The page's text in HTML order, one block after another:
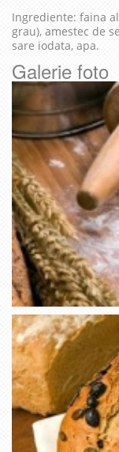
Ingrediente: faina
grau), amestec de
sare iodata, apa.
Galerie foto